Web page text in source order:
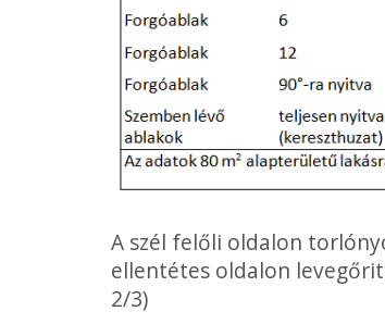
A szél felőli oldalon
ellentétes oldalon
2/3)